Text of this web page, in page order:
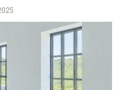
RP Technik
20/10/2025 0